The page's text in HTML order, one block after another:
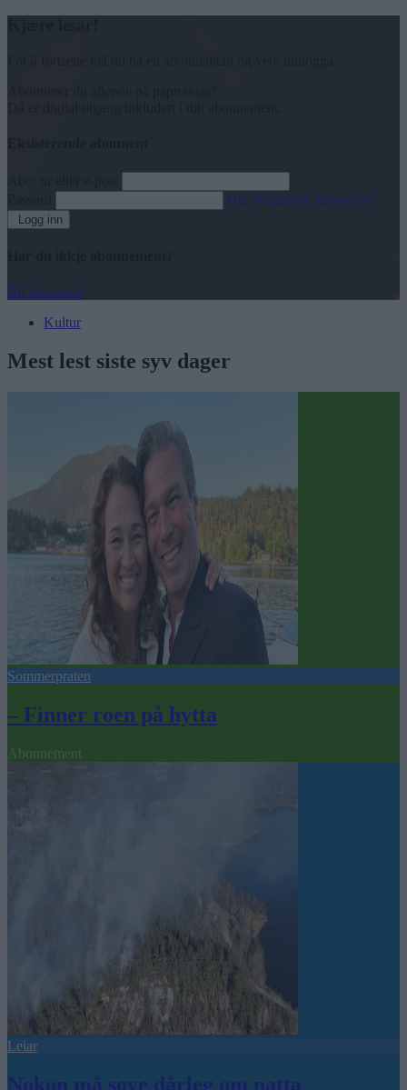
Har du gløymt passordet?
Logg inn
Bli abonnent
Kultur
Mest lest siste syv dager
Sommerpraten
– Finner roen på hytta
Abonnement
Leiar
Nokon må sove dårleg om natta